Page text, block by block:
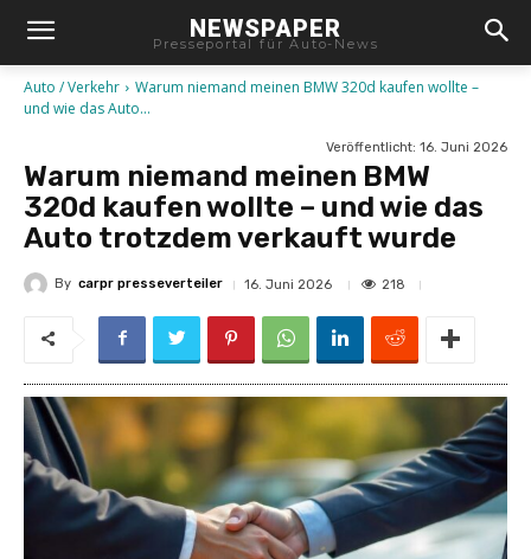
NEWSPAPER
Presseportal für Auto-News
Auto / Verkehr
Warum niemand meinen BMW 320d kaufen wollte –
und wie das Auto...
Veröffentlicht: 16. Juni 2026
Warum niemand meinen BMW
320d kaufen wollte – und wie das
Auto trotzdem verkauft wurde
By carpr presseverteiler 16. Juni 2026 218